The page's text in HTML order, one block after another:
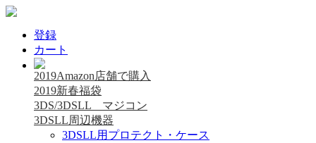
登録
カート
2019Amazon店舗で購入
2019新春福袋
3DS/3DSLL マジコン
3DSLL周辺機器
3DSLL用プロテクト・ケース